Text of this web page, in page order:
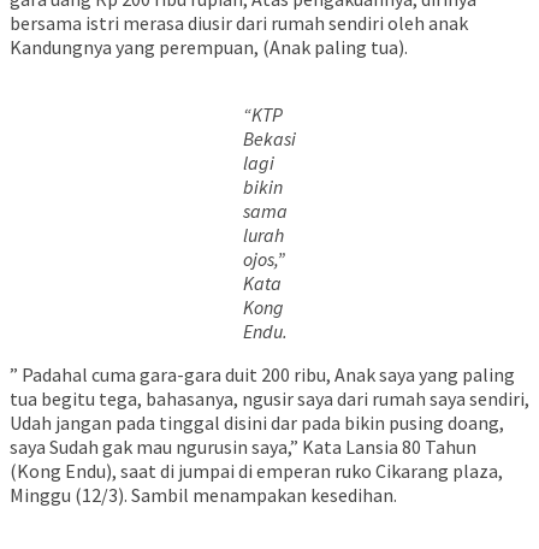
bersama istri merasa diusir dari rumah sendiri oleh anak
Kandungnya yang perempuan, (Anak paling tua).
“KTP
Bekasi
lagi
bikin
sama
lurah
ojos,”
Kata
Kong
Endu.
” Padahal cuma gara-gara duit 200 ribu, Anak saya yang paling
tua begitu tega, bahasanya, ngusir saya dari rumah saya sendiri,
Udah jangan pada tinggal disini dar pada bikin pusing doang,
saya Sudah gak mau ngurusin saya,” Kata Lansia 80 Tahun
(Kong Endu), saat di jumpai di emperan ruko Cikarang plaza,
Minggu (12/3). Sambil menampakan kesedihan.